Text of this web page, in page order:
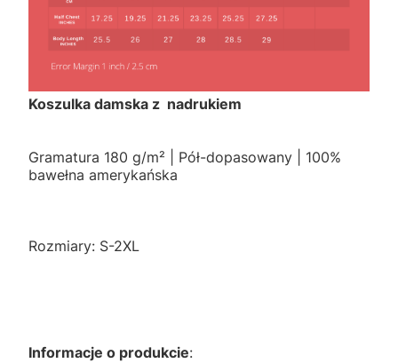
Koszulka damska z nadrukiem
Gramatura 180 g/m² | Pół-dopasowany | 100%
bawełna amerykańska
Rozmiary: S-2XL
Informacje o produkcie: